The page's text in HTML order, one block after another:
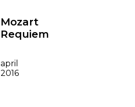
Mozart
Requiem
april
2016